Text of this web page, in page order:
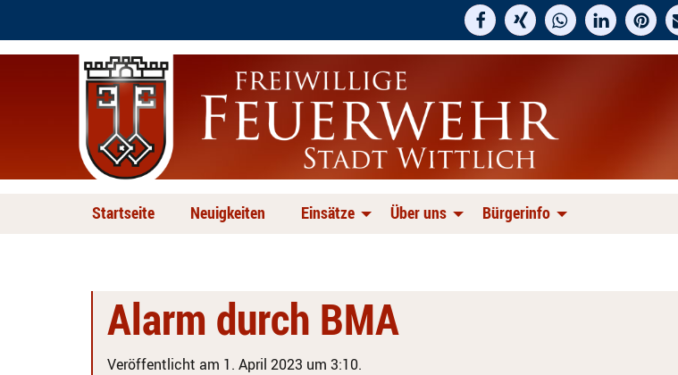
Startseite Neuigkeiten Einsätze Über uns Bürgerinfo
Alarm durch BMA
Veröffentlicht am 1. April 2023 um 3:10.